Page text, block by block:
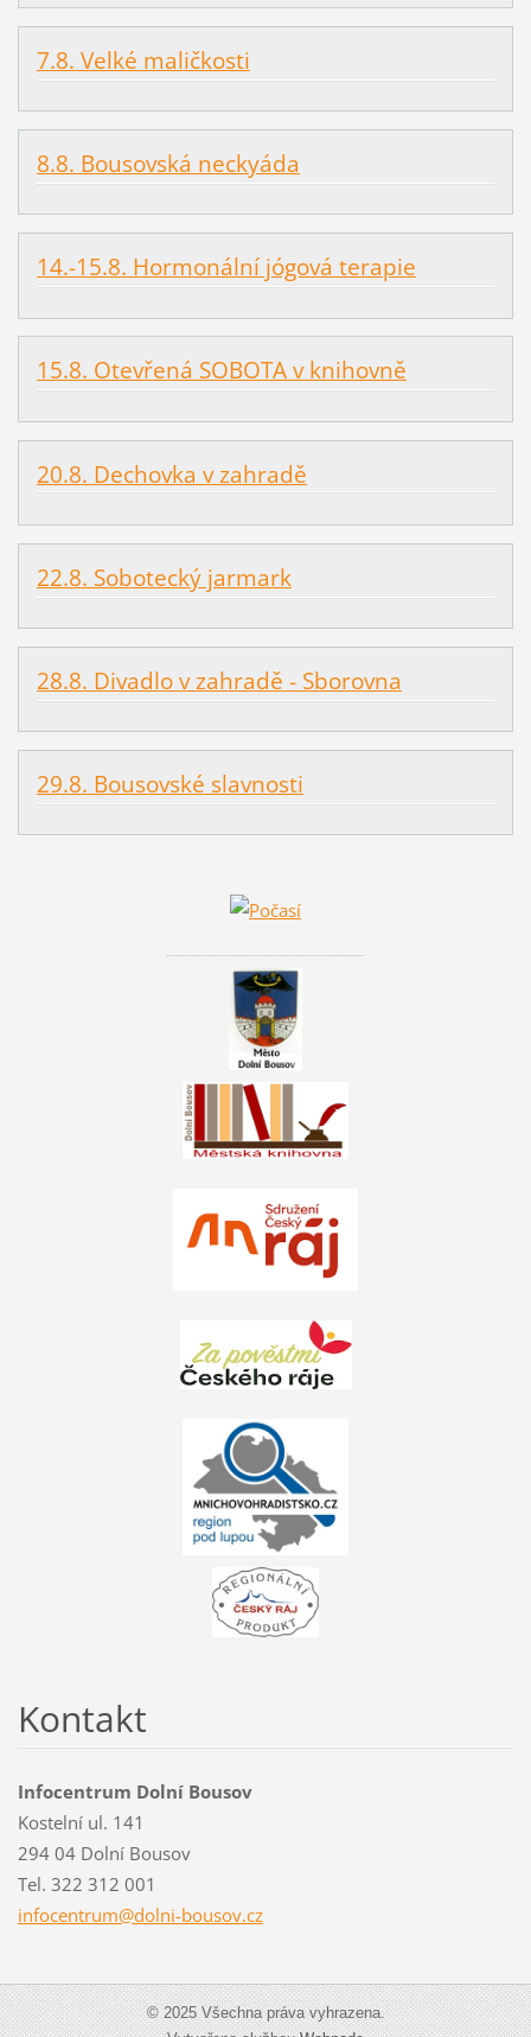
7.8. Velké maličkosti
8.8. Bousovská neckyáda
14.-15.8. Hormonální jógová terapie
15.8. Otevřená SOBOTA v knihovně
20.8. Dechovka v zahradě
22.8. Sobotecký jarmark
28.8. Divadlo v zahradě - Sborovna
29.8. Bousovské slavnosti
Kontakt
Infocentrum Dolní Bousov
Kostelní ul. 141
294 04 Dolní Bousov
Tel. 322 312 001
infocentrum@dolni-bousov.cz
© 2025 Všechna práva vyhrazena.